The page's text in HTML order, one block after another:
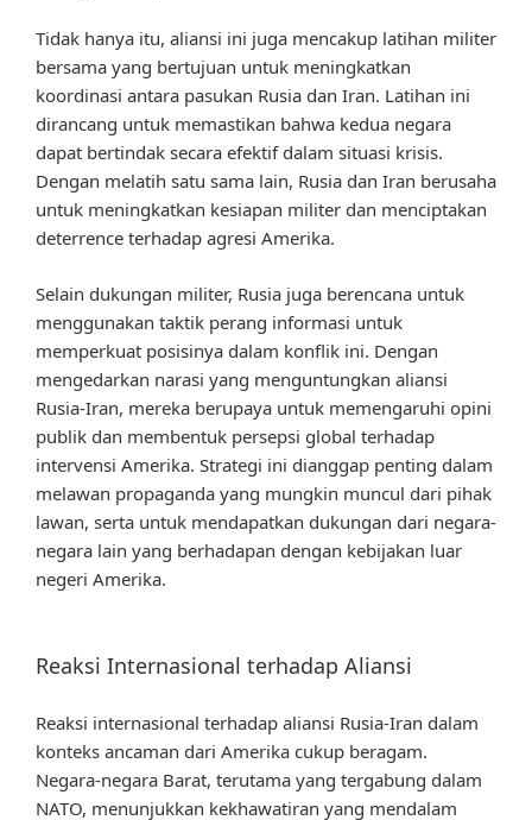
Tidak hanya itu, aliansi ini juga mencakup latihan militer
bersama yang bertujuan untuk meningkatkan
koordinasi antara pasukan Rusia dan Iran. Latihan ini
dirancang untuk memastikan bahwa kedua negara
dapat bertindak secara efektif dalam situasi krisis.
Dengan melatih satu sama lain, Rusia dan Iran berusaha
untuk meningkatkan kesiapan militer dan menciptakan
deterrence terhadap agresi Amerika.
Selain dukungan militer, Rusia juga berencana untuk
menggunakan taktik perang informasi untuk
memperkuat posisinya dalam konflik ini. Dengan
mengedarkan narasi yang menguntungkan aliansi
Rusia-Iran, mereka berupaya untuk memengaruhi opini
publik dan membentuk persepsi global terhadap
intervensi Amerika. Strategi ini dianggap penting dalam
melawan propaganda yang mungkin muncul dari pihak
lawan, serta untuk mendapatkan dukungan dari negara-
negara lain yang berhadapan dengan kebijakan luar
negeri Amerika.
Reaksi Internasional terhadap Aliansi
Reaksi internasional terhadap aliansi Rusia-Iran dalam
konteks ancaman dari Amerika cukup beragam.
Negara-negara Barat, terutama yang tergabung dalam
NATO, menunjukkan kekhawatiran yang mendalam